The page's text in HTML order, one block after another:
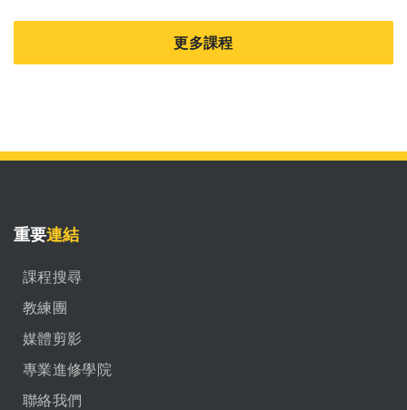
更多課程
重要連結
課程搜尋
教練團
媒體剪影
專業進修學院
聯絡我們